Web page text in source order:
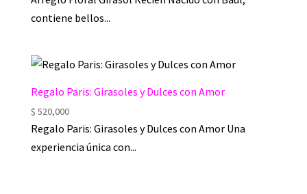
contiene bellos...
Regalo Paris: Girasoles y Dulces con Amor
$ 520,000
Regalo Paris: Girasoles y Dulces con Amor Una
experiencia única con...